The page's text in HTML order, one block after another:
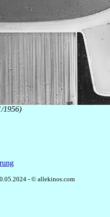
1956)
- © allekinos.com